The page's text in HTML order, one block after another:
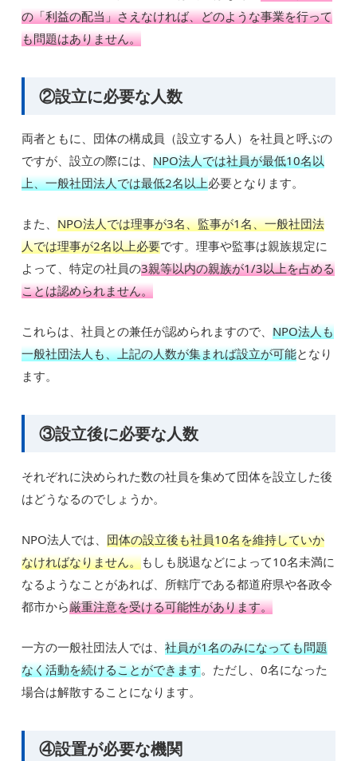
の「利益の配当」さえなければ、どのような事業を行って
も問題はありません。
②設立に必要な人数
両者ともに、団体の構成員（設立する人）を社員と呼ぶの
ですが、設立の際には、NPO法人では社員が最低10名以
上、一般社団法人では最低2名以上必要となります。
また、NPO法人では理事が3名、監事が1名、一般社団法
人では理事が2名以上必要です。理事や監事は親族規定に
よって、特定の社員の3親等以内の親族が1/3以上を占める
ことは認められません。
これらは、社員との兼任が認められますので、NPO法人も
一般社団法人も、上記の人数が集まれば設立が可能となり
ます。
③設立後に必要な人数
それぞれに決められた数の社員を集めて団体を設立した後
はどうなるのでしょうか。
NPO法人では、団体の設立後も社員10名を維持していか
なければなりません。もしも脱退などによって10名未満に
なるようなことがあれば、所轄庁である都道府県や各政令
都市から厳重注意を受ける可能性があります。
一方の一般社団法人では、社員が1名のみになっても問題
なく活動を続けることができます。ただし、0名になった
場合は解散することになります。
④設置が必要な機関